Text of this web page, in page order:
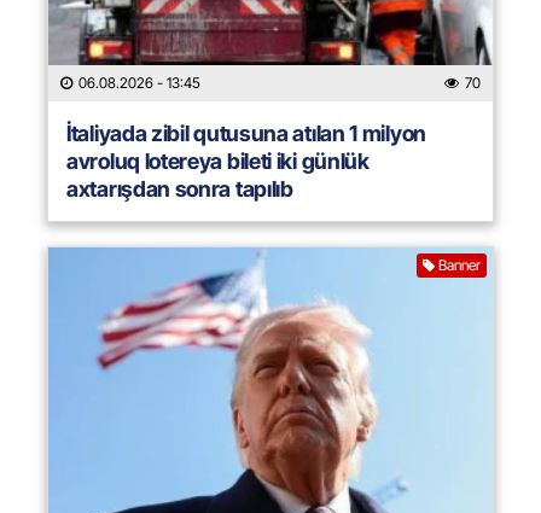
06.08.2026 - 13:45 70
İtaliyada zibil qutusuna atılan 1 milyon
avroluq lotereya bileti iki günlük
axtarışdan sonra tapılıb
Banner